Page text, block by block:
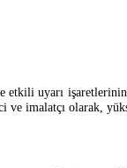
etkili uyarı
imalatçı olarak,